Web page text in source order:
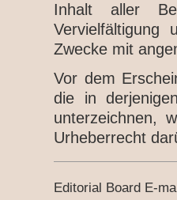
Inhalt aller
Vervielfältigung
Zwecke mit
Vor dem
die in
unterzeichnen,
Urheberrecht
Editorial Board E-